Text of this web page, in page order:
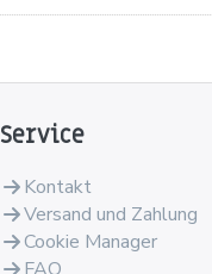
Service
Kontakt
Versand und Zahlung
Cookie Manager